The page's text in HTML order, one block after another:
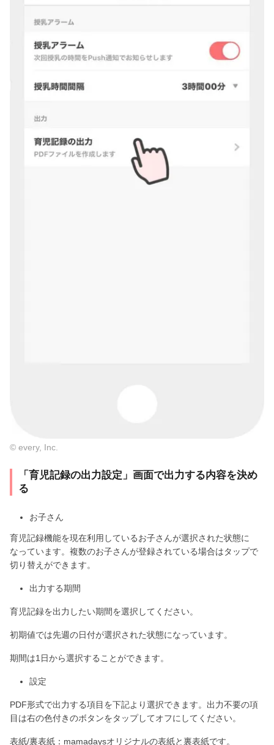
© every, Inc.
「育児記録の出力設定」画面で出力する内容を決め
る
お子さん
育児記録機能を現在利用しているお子さんが選択された状態に
なっています。複数のお子さんが登録されている場合はタップで
切り替えができます。
出力する期間
育児記録を出力したい期間を選択してください。
初期値では先週の日付が選択された状態になっています。
期間は1日から選択することができます。
設定
PDF形式で出力する項目を下記より選択できます。出力不要の項
目は右の色付きのボタンをタップしてオフにしてください。
表紙/裏表紙：mamadaysオリジナルの表紙と裏表紙です。